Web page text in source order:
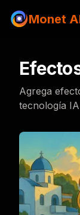
Monet
Agrega
tecnología IA